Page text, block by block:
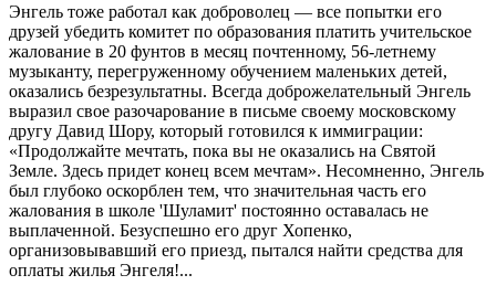
Энгель тоже работал как доброволец — все попытки его
друзей убедить комитет по образования платить учительское
жалование в 20 фунтов в месяц почтенному, 56-летнему
музыканту, перегруженному обучением маленьких детей,
оказались безрезультатны. Всегда доброжелательный Энгель
выразил свое разочарование в письме своему московскому
другу Давид Шору, который готовился к иммиграции:
«Продолжайте мечтать, пока вы не оказались на Святой
Земле. Здесь придет конец всем мечтам». Несомненно, Энгель
был глубоко оскорблен тем, что значительная часть его
жалования в школе 'Шуламит' постоянно оставалась не
выплаченной. Безуспешно его друг Хопенко,
организовывавший его приезд, пытался найти средства для
оплаты жилья Энгеля!...